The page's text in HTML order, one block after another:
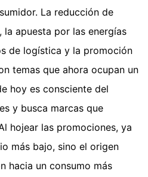
La reducción de
la apuesta por las energías
de logística y la promoción
temas que ahora ocupan un
hoy es consciente del
y busca marcas que
hojear las promociones, ya
más bajo, sino el origen
hacia un consumo más